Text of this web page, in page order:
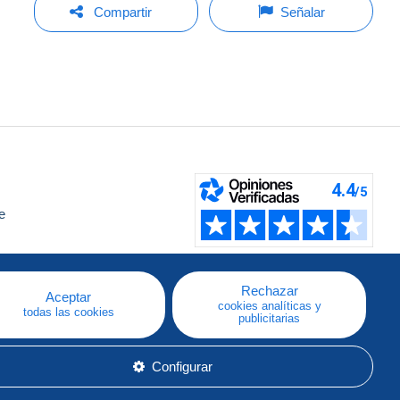
Compartir Señalar
Aceptar
todas las cookies
Rechazar
cookies analíticas y
publicitarias
Configurar